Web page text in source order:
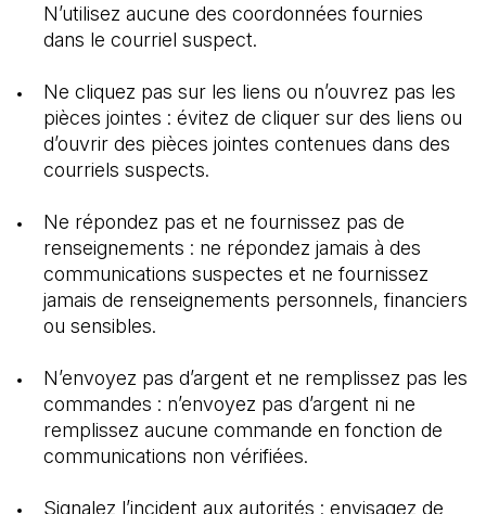
N’utilisez aucune des coordonnées fournies
dans le courriel suspect.
Ne cliquez pas sur les liens ou n’ouvrez pas les
pièces jointes : évitez de cliquer sur des liens ou
d’ouvrir des pièces jointes contenues dans des
courriels suspects.
Ne répondez pas et ne fournissez pas de
renseignements : ne répondez jamais à des
communications suspectes et ne fournissez
jamais de renseignements personnels, financiers
ou sensibles.
N’envoyez pas d’argent et ne remplissez pas les
commandes : n’envoyez pas d’argent ni ne
remplissez aucune commande en fonction de
communications non vérifiées.
Signalez l’incident aux autorités : envisagez de